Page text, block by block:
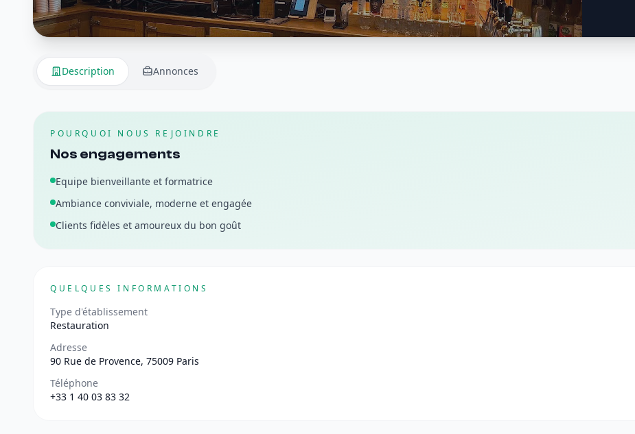
Description Annonces
POURQUOI NOUS REJOINDRE
Nos engagements
Equipe bienveillante et formatrice
Ambiance conviviale, moderne et engagée
Clients fidèles et amoureux du bon goût
QUELQUES INFORMATIONS
Type d'établissement
Restauration
Adresse
90 Rue de Provence, 75009 Paris
Téléphone
+33 1 40 03 83 32